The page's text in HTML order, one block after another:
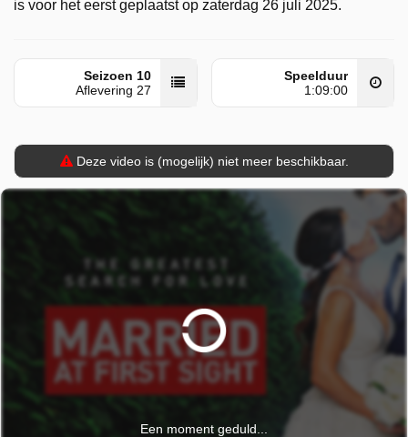
is voor het eerst geplaatst op zaterdag 26 juli 2025.
Seizoen 10
Aflevering 27
Speelduur
1:09:00
Deze video is (mogelijk) niet meer beschikbaar.
Een moment geduld...